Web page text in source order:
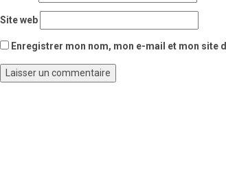
Site web
Enregistrer mon nom, mon e-mail et mon site